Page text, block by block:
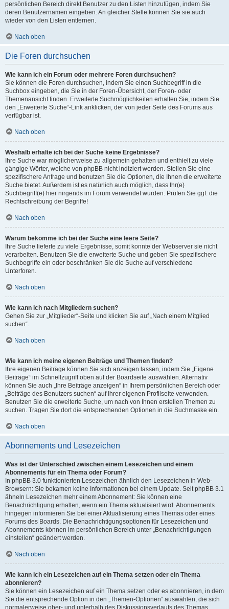
persönlichen Bereich direkt Benutzer zu den Listen hinzufügen, indem Sie
deren Benutzernamen eingeben. An gleicher Stelle können Sie sie auch
wieder von den Listen entfernen.
Nach oben
Die Foren durchsuchen
Wie kann ich ein Forum oder mehrere Foren durchsuchen?
Sie können die Foren durchsuchen, indem Sie einen Suchbegriff in die
Suchbox eingeben, die Sie in der Foren-Übersicht, der Foren- oder
Themenansicht finden. Erweiterte Suchmöglichkeiten erhalten Sie, indem Sie
den „Erweiterte Suche“-Link anklicken, der von jeder Seite des Forums aus
verfügbar ist.
Nach oben
Weshalb erhalte ich bei der Suche keine Ergebnisse?
Ihre Suche war möglicherweise zu allgemein gehalten und enthielt zu viele
gängige Wörter, welche von phpBB nicht indiziert werden. Stellen Sie eine
spezifischere Anfrage und benutzen Sie die Optionen, die Ihnen die erweiterte
Suche bietet. Außerdem ist es natürlich auch möglich, dass Ihr(e)
Suchbegriff(e) hier nirgends im Forum verwendet wurden. Prüfen Sie ggf. die
Rechtschreibung der Begriffe!
Nach oben
Warum bekomme ich bei der Suche eine leere Seite?
Ihre Suche lieferte zu viele Ergebnisse, somit konnte der Webserver sie nicht
verarbeiten. Benutzen Sie die erweiterte Suche und geben Sie spezifischere
Suchbegriffe ein oder beschränken Sie die Suche auf verschiedene
Unterforen.
Nach oben
Wie kann ich nach Mitgliedern suchen?
Gehen Sie zur „Mitglieder“-Seite und klicken Sie auf „Nach einem Mitglied
suchen“.
Nach oben
Wie kann ich meine eigenen Beiträge und Themen finden?
Ihre eigenen Beiträge können Sie sich anzeigen lassen, indem Sie „Eigene
Beiträge“ im Schnellzugriff oben auf der Boardseite auswählen. Alternativ
können Sie auch „Ihre Beiträge anzeigen“ in Ihrem persönlichen Bereich oder
„Beiträge des Benutzers suchen“ auf Ihrer eigenen Profilseite verwenden.
Benutzen Sie die erweiterte Suche, um nach von Ihnen erstellen Themen zu
suchen. Tragen Sie dort die entsprechenden Optionen in die Suchmaske ein.
Nach oben
Abonnements und Lesezeichen
Was ist der Unterschied zwischen einem Lesezeichen und einem
Abonnements für ein Thema oder Forum?
In phpBB 3.0 funktionierten Lesezeichen ähnlich den Lesezeichen in Web-
Browsern: Sie bekamen keine Informationen bei einem Update. Seit phpBB 3.1
ähneln Lesezeichen mehr einem Abonnement: Sie können eine
Benachrichtigung erhalten, wenn ein Thema aktualisiert wird. Abonnements
hingegen informieren Sie bei einer Aktualisierung eines Themas oder eines
Forums des Boards. Die Benachrichtigungsoptionen für Lesezeichen und
Abonnements können im persönlichen Bereich unter „Benachrichtigungen
einstellen“ geändert werden.
Nach oben
Wie kann ich ein Lesezeichen auf ein Thema setzen oder ein Thema
abonnieren?
Sie können ein Lesezeichen auf ein Thema setzen oder es abonnieren, in dem
Sie die entsprechende Option in den „Themen-Optionen“ auswählen, die sich
normalerweise ober- und unterhalb des Diskussionsverlaufs des Themas